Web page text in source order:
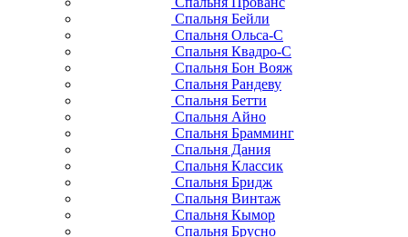
Спальня Бейли
Спальня Ольса-С
Спальня Квадро-С
Спальня Бон Вояж
Спальня Рандеву
Спальня Бетти
Спальня Айно
Спальня Брамминг
Спальня Дания
Спальня Классик
Спальня Бридж
Спальня Винтаж
Спальня Кымор
Спальня Брусно